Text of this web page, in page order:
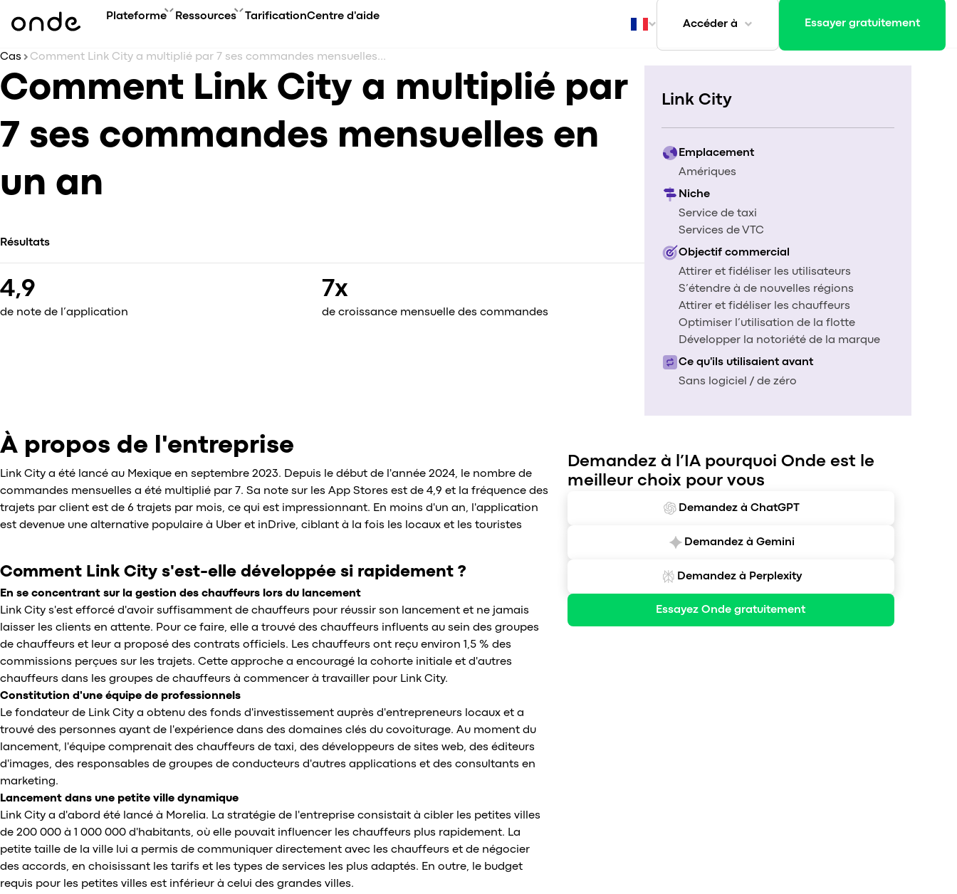
Plateforme
Aperçu de la Plateforme
Application Chauffeur
Aperçu des fonctionnalités
Technologie
Application de VTC
vs. Jugnoo
vs. Taximobility
Ressources
GUIDES D'ONDE
FAQ
Cours (ex. Apprendre)
Blog
Études de cas
TarificationCentre d'aide
Accéder à Essayer gratuitement
Cas Comment Link City a multiplié par 7 ses commandes mensuelles en un an
Comment Link City a multiplié par
7 ses commandes mensuelles en
un an
Résultats
4,9
de note de l’application
7x
de croissance mensuelle des commandes
Link City
Emplacement
Amériques
Niche
Service de taxi
Services de VTC
Objectif commercial
Attirer et fidéliser les utilisateurs
S’étendre à de nouvelles régions
Attirer et fidéliser les chauffeurs
Optimiser l’utilisation de la flotte
Développer la notoriété de la marque
Ce qu'ils utilisaient avant
Sans logiciel / de zéro
À propos de l'entreprise
Link City a été lancé au Mexique en septembre 2023. Depuis le début de l'année 2024, le nombre de
commandes mensuelles a été multiplié par 7. Sa note sur les App Stores est de 4,9 et la fréquence des
trajets par client est de 6 trajets par mois, ce qui est impressionnant. En moins d'un an, l'application
est devenue une alternative populaire à Uber et inDrive, ciblant à la fois les locaux et les touristes
Comment Link City s'est-elle développée si rapidement ?
En se concentrant sur la gestion des chauffeurs lors du lancement
Link City s'est efforcé d'avoir suffisamment de chauffeurs pour réussir son lancement et ne jamais
laisser les clients en attente. Pour ce faire, elle a trouvé des chauffeurs influents au sein des groupes
de chauffeurs et leur a proposé des contrats officiels. Les chauffeurs ont reçu environ 1,5 % des
commissions perçues sur les trajets. Cette approche a encouragé la cohorte initiale et d'autres
chauffeurs dans les groupes de chauffeurs à commencer à travailler pour Link City.
Constitution d'une équipe de professionnels
Le fondateur de Link City a obtenu des fonds d'investissement auprès d'entrepreneurs locaux et a
trouvé des personnes ayant de l'expérience dans des domaines clés du covoiturage. Au moment du
lancement, l'équipe comprenait des chauffeurs de taxi, des développeurs de sites web, des éditeurs
d'images, des responsables de groupes de conducteurs d'autres applications et des consultants en
marketing.
Lancement dans une petite ville dynamique
Link City a d'abord été lancé à Morelia. La stratégie de l'entreprise consistait à cibler les petites villes
de 200 000 à 1 000 000 d'habitants, où elle pouvait influencer les chauffeurs plus rapidement. La
petite taille de la ville lui a permis de communiquer directement avec les chauffeurs et de négocier
des accords, en choisissant les tarifs et les types de services les plus adaptés. En outre, le budget
requis pour les petites villes est inférieur à celui des grandes villes.
Demandez à l’IA pourquoi Onde est le
meilleur choix pour vous
Demandez à ChatGPT
Demandez à Gemini
Demandez à Perplexity
Essayez Onde gratuitement